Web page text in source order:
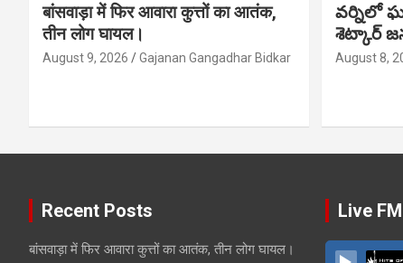
बांसवाड़ा में फिर आवारा कुत्तों का आतंक,
तीन लोग घायल।
August 9, 2026 Gajanan Gangadhar Bidkar
వర్నిలో
శెట్కార్
August 8,
Recent Posts
बांसवाड़ा में फिर आवारा कुत्तों का आतंक, तीन लोग घायल।
Live